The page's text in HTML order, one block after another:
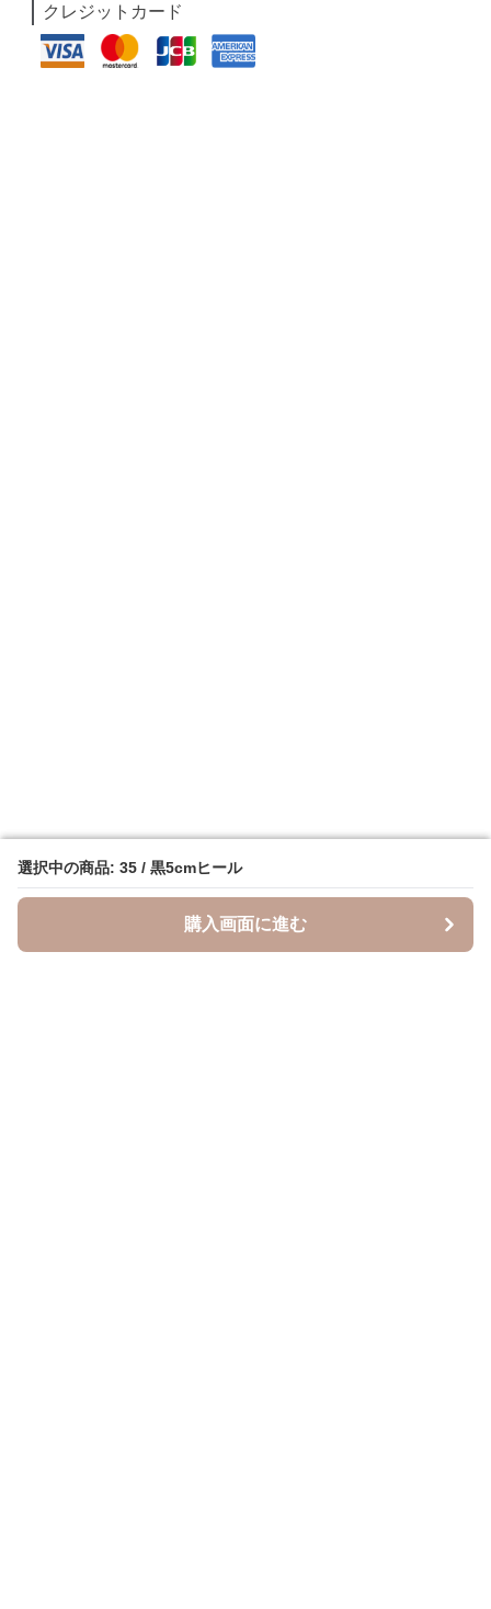
選択中の商品: 35 / 黒5cmヒール
購入画面に進む
選択中の商品: 35 / 黒5cmヒール
購入画面に進む
クレジットカード